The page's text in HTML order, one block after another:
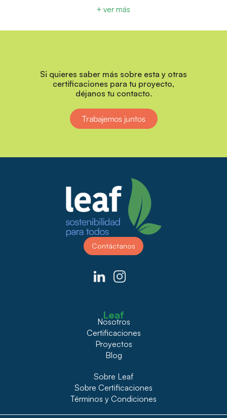
+ ver más
Si quieres saber más sobre esta y otras
certificaciones para tu proyecto,
déjanos tu contacto.
Trabajemos juntos
Contáctanos
Leaf
Nosotros
Certificaciones
Proyectos
Blog
Sobre Leaf
Sobre Certificaciones
Términos y Condiciones